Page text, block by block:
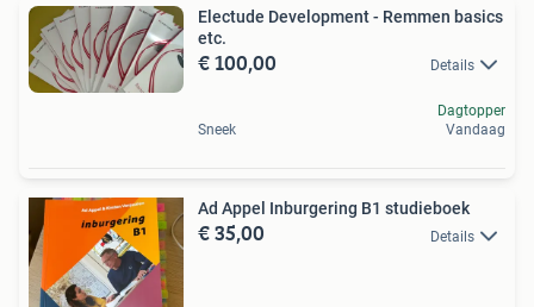
Electude Development - Remmen basics
etc.
€ 100,00 Details
Sneek
Dagtopper
Vandaag
Ad Appel Inburgering B1 studieboek
€ 35,00 Details